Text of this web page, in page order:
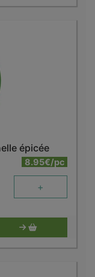
épicée
8.95€/pc
+